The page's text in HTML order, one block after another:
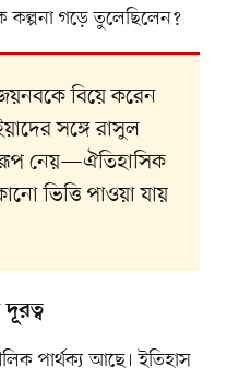
কল্পনা গড়ে তুলেছিলেন?
বিয়ে করেন
সঙ্গে রাসুল
রূপ নেয়—ঐতিহাসিক
ভিত্তি পাওয়া যায়
পার্থক্য আছে। ইতিহাস